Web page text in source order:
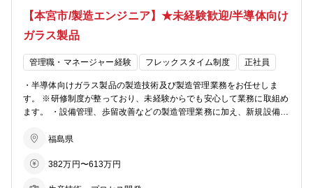
【本宮市/製造エンジニア】★未経験歓迎/半導体向け
ガラス製品
管理職・マネージャー経験 フレックスタイム制度 正社員
・半導体向けガラス製品の製造技術及び製造管理業務をお任せしま
す。 ※研修制度が整っており、未経験からでも安心して業務に取組め
ます。 ・設備管理、歩留改善などの製造管理業務に加え、新規設備及
Cグループのエレクトロニクス製品の主要拠点として、最先端の技術
グループとしての注力分野でもあるエレクトロニクス領域で、ゼロか
福島県
382万円〜613万円